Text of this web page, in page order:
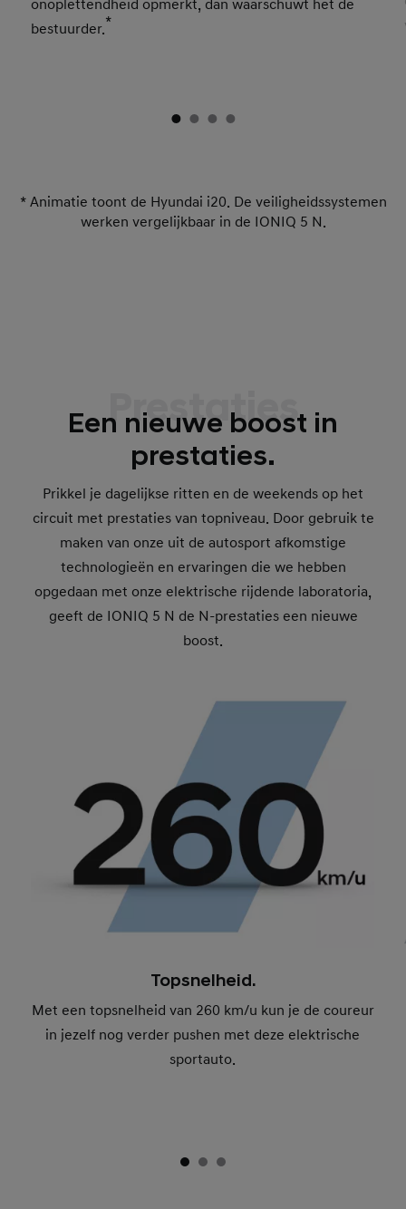
onoplettendheid opmerkt, dan waarschuwt het de
bestuurder.*
* Animatie toont de Hyundai i20. De veiligheidssystemen
werken vergelijkbaar in de IONIQ 5 N.
Prestaties
Een nieuwe boost in
prestaties.
Prikkel je dagelijkse ritten en de weekends op het
circuit met prestaties van topniveau. Door gebruik te
maken van onze uit de autosport afkomstige
technologieën en ervaringen die we hebben
opgedaan met onze elektrische rijdende laboratoria,
geeft de IONIQ 5 N de N-prestaties een nieuwe
boost.
Topsnelheid.
Met een topsnelheid van 260 km/u kun je de coureur
in jezelf nog verder pushen met deze elektrische
sportauto.